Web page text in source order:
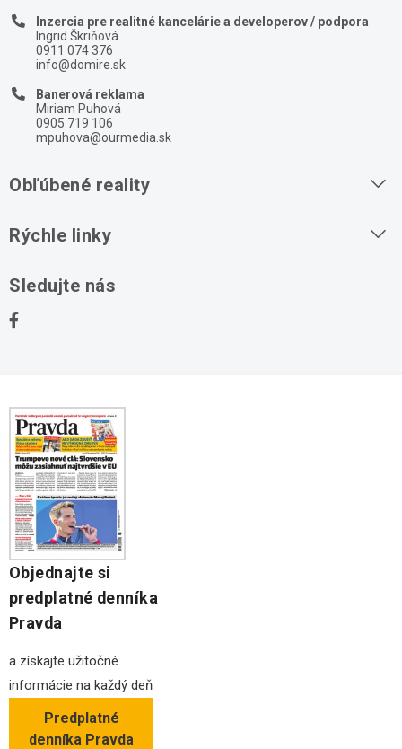
Inzercia pre realitné kancelárie a developerov / podpora
Ingrid Škriňová
0911 074 376
info@domire.sk
Banerová reklama
Miriam Puhová
0905 719 106
mpuhova@ourmedia.sk
Obľúbené reality
Domy na predaj
Stavebné pozemky
Rýchle linky
Kontakt
Sledujte nás
Objednajte si
predplatné denníka
Pravda
a získajte užitočné
informácie na každý deň
Predplatné
denníka Pravda